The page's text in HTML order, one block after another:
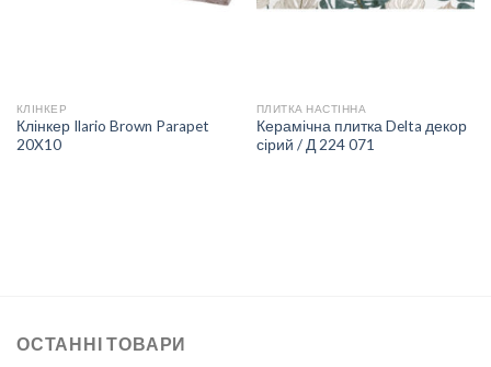
КЛІНКЕР
Клінкер Ilario Brown Parapet
20X10
ПЛИТКА НАСТІННА
Керамічна плитка Delta декор
сірий / Д 224 071
ОСТАННІ ТОВАРИ